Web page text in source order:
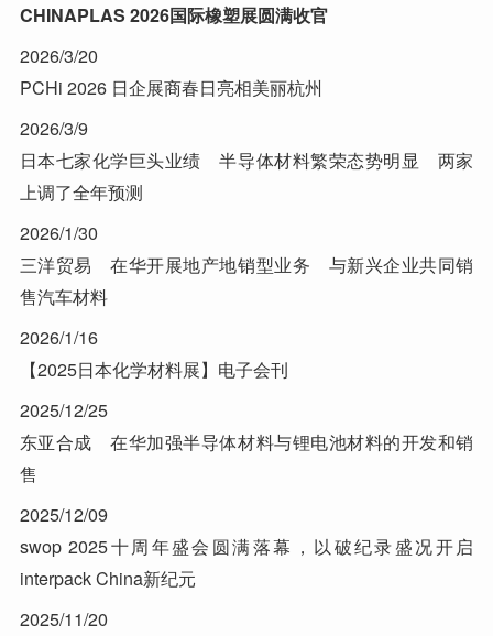
CHINAPLAS 2026国际橡塑展圆满收官
2026/3/20
PCHi 2026 日企展商春日亮相美丽杭州
2026/3/9
日本七家化学巨头业绩 半导体材料繁荣态势明显 两家
上调了全年预测
2026/1/30
三洋贸易 在华开展地产地销型业务 与新兴企业共同销
售汽车材料
2026/1/16
【2025日本化学材料展】电子会刊
2025/12/25
东亚合成 在华加强半导体材料与锂电池材料的开发和销
售
2025/12/09
swop 2025十周年盛会圆满落幕，以破纪录盛况开启
interpack China新纪元
2025/11/20